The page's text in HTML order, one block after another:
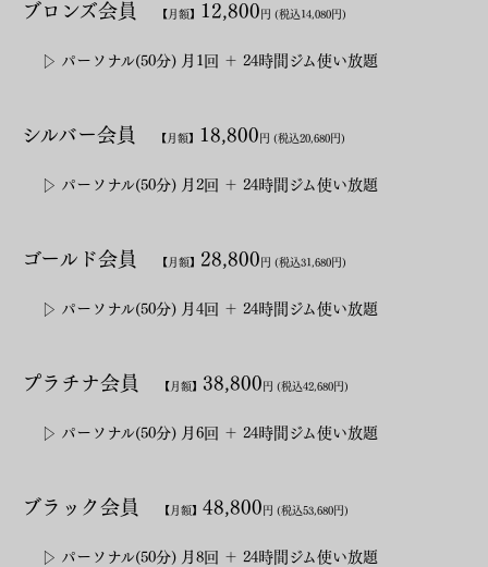
ブロンズ会員 【 月額】 12,800 円 (税込14,080円)
▷ パーソナル(50分) 月1回 ＋ 24時間ジム使い放題
シルバー会員 【 月額】 18,800 円 (税込20,680円)
▷ パーソナル(50分) 月2回 ＋ 24時間ジム使い放題
ゴールド会員 【月額】 28,800 円 (税込31,680円)
▷ パーソナル(50分) 月4回 ＋ 24時間ジム使い放題
プラチナ会員 【月額】 38,800 円 (税込42,680円)
▷ パーソナル(50分) 月6回 ＋ 24時間ジム使い放題
ブラック会員 【月額】 48,800 円 (税込53,680円)
▷ パーソナル(50分) 月8回 ＋ 24時間ジム使い放題